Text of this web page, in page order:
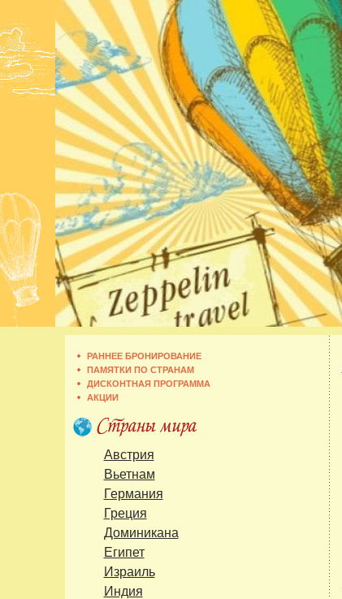
РАННЕЕ БРОНИРОВАНИЕ
ПАМЯТКИ ПО СТРАНАМ
ДИСКОНТНАЯ ПРОГРАММА
АКЦИИ
Австрия
Вьетнам
Германия
Греция
Доминикана
Египет
Израиль
Индия